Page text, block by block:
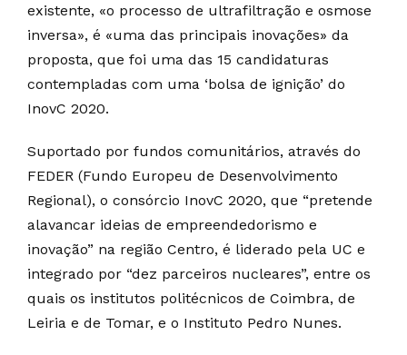
existente, «o processo de ultrafiltração e osmose
inversa», é «uma das principais inovações» da
proposta, que foi uma das 15 candidaturas
contempladas com uma ‘bolsa de ignição’ do
InovC 2020.
Suportado por fundos comunitários, através do
FEDER (Fundo Europeu de Desenvolvimento
Regional), o consórcio InovC 2020, que “pretende
alavancar ideias de empreendedorismo e
inovação” na região Centro, é liderado pela UC e
integrado por “dez parceiros nucleares”, entre os
quais os institutos politécnicos de Coimbra, de
Leiria e de Tomar, e o Instituto Pedro Nunes.